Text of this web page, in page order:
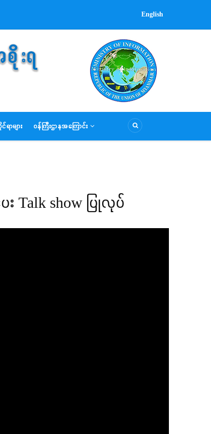
English
ာများ ဝန်ကြီးဌာနအကြောင်း
Talk show ပြုလုပ်